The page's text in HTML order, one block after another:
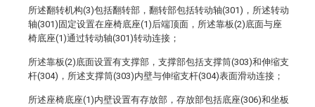
所述翻转机构(3)包括翻转部，翻转部包括转动轴(301)，所述转动
轴(301)固定设置在座椅底座(1)后端顶面，所述靠板(2)底面与座
椅底座(1)通过转动轴(301)转动连接；
所述靠板(2)底面设置有支撑部，支撑部包括支撑筒(303)和伸缩支
杆(304)，所述支撑筒(303)内壁与伸缩支杆(304)表面滑动连接；
所述座椅底座(1)内壁设置有存放部，存放部包括底座(306)和坐板